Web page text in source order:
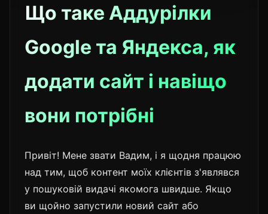
Що таке Аддурілки
Google та Яндекса, як
додати сайт і навіщо
вони потрібні
Привіт! Мене звати Вадим, і я щодня працюю
над тим, щоб контент моїх клієнтів з'являвся
у пошуковій видачі якомога швидше. Якщо
ви щойно запустили новий сайт або